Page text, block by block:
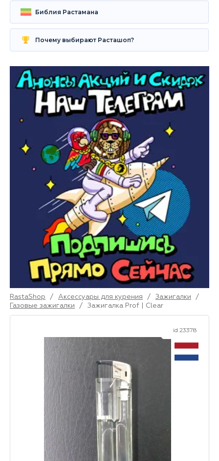
Библия Растамана
Почему выбирают Расташоп?
RastaShop / Аксессуары для курения / Зажигалки
/
Газовые зажигалки
/ Зажигалка Prof | Clear
id 23378